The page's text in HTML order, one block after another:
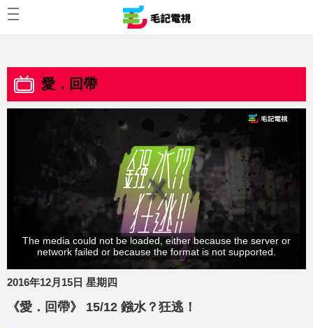
愛．回帶
The media could not be loaded, either because the server or
network failed or because the format is not supported.
2016年12月15日 星期四
《愛．回帶》 15/12 鏹水？狂逃！